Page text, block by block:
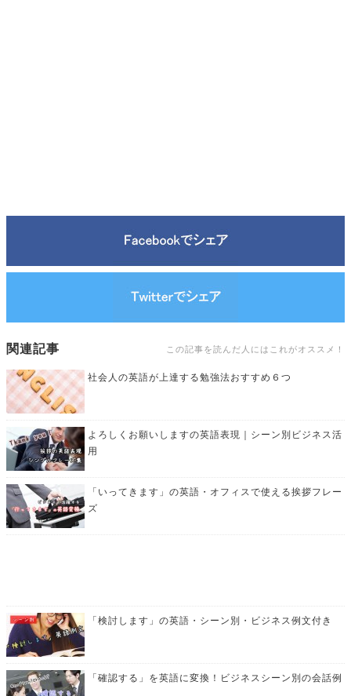
関連記事 この記事を読んだ人にはこれがオススメ！
社会人の英語が上達する勉強法おすすめ６つ
よろしくお願いしますの英語表現｜シーン別ビジネス活
用
「いってきます」の英語・オフィスで使える挨拶フレー
ズ
「検討します」の英語・シーン別・ビジネス例文付き
「確認する」を英語に変換！ビジネスシーン別の会話例